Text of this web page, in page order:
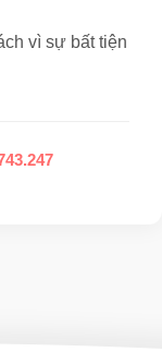
vì sự bất tiện